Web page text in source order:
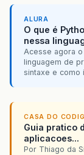
ALURA
O que é
nessa
Acesse agora
linguagem de
sintaxe e como
CASA DO
Guia pratico
aplicacoes...
Por Thiago da